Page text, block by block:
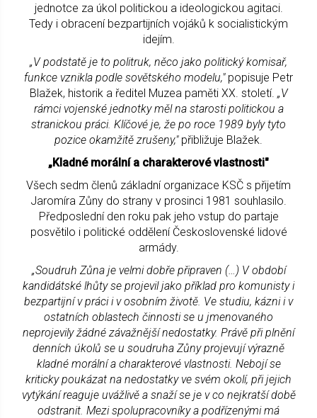
jednotce za úkol politickou a ideologickou agitaci.
Tedy i obracení bezpartijních vojáků k socialistickým
idejím.
„V podstatě je to politruk, něco jako politický komisař,
funkce vznikla podle sovětského modelu,"popisuje Petr
Blažek, historik a ředitel Muzea paměti XX. století. „V
rámci vojenské jednotky měl na starosti politickou a
stranickou práci. Klíčové je, že po roce 1989 byly tyto
pozice okamžitě zrušeny,"přibližuje Blažek.
„Kladné morální a charakterové vlastnosti"
Všech sedm členů základní organizace KSČ s přijetím
Jaromíra Zůny do strany v prosinci 1981 souhlasilo.
Předposlední den roku pak jeho vstup do partaje
posvětilo i politické oddělení Československé lidové
armády.
„Soudruh Zůna je velmi dobře připraven (…) V období
kandidátské lhůty se projevil jako příklad pro komunisty i
bezpartijní v práci i v osobním životě. Ve studiu, kázni i v
ostatních oblastech činnosti se u jmenovaného
neprojevily žádné závažnější nedostatky. Právě při plnění
denních úkolů se u soudruha Zůny projevují výrazně
kladné morální a charakterové vlastnosti. Nebojí se
kriticky poukázat na nedostatky ve svém okolí, při jejich
vytýkání reaguje uvážlivě a snaží se je v co nejkratší době
odstranit. Mezi spolupracovníky a podřízenými má